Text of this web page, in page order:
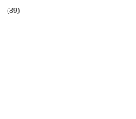
(39)